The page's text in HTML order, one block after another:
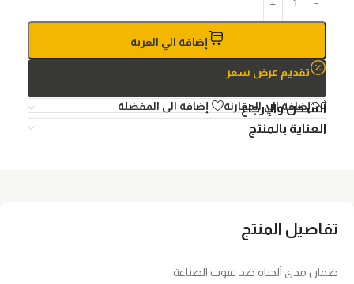
إضافة الي العربة
تقديم عرض سعر
إضافة الي المقارنة إضافة الى المفضلة
الشحن والإرجاع
العناية بالمنتج
تفاصيل المنتج
ضمان مدى آلحياه ضد عيوب الصناعة